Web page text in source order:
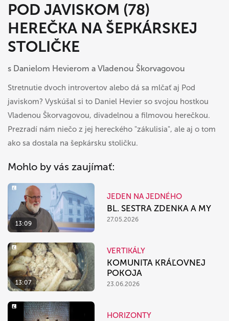
POD JAVISKOM (78)
HEREČKA NA ŠEPKÁRSKEJ
STOLIČKE
s Danielom Hevierom a Vladenou Škorvagovou
Stretnutie dvoch introvertov alebo dá sa mlčať aj Pod
javiskom? Vyskúšal si to Daniel Hevier so svojou hostkou
Vladenou Škorvagovou, divadelnou a filmovou herečkou.
Prezradí nám niečo z jej hereckého "zákulisia", ale aj o tom
ako sa dostala na šepkársku stoličku.
Mohlo by vás zaujímať:
13:09
JEDEN NA JEDNÉHO
BL. SESTRA ZDENKA A MY
27.05.2026
13:07
VERTIKÁLY
KOMUNITA KRÁĽOVNEJ
POKOJA
23.06.2026
HORIZONTY